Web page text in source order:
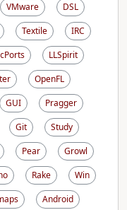
VMware
DSL
Textile
IRC
LLSpirit
OpenFL
GUI
Pragger
Git
Study
Pear
Growl
Rake
Win
Android